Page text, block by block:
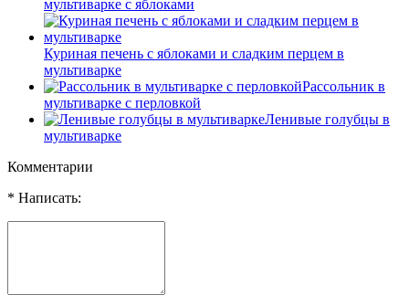
мультиварке с яблоками
Куриная печень с яблоками и сладким перцем в
мультиварке
Рассольник в
мультиварке с перловкой
Ленивые голубцы в
мультиварке
Комментарии
* Написать: